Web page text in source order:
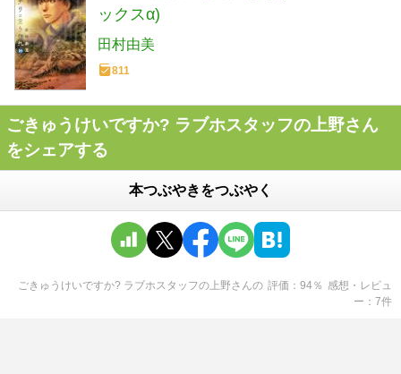
ックスα)
田村由美
811
ごきゅうけいですか? ラブホスタッフの上野さん
をシェアする
本つぶやきをつぶやく
ごきゅうけいですか? ラブホスタッフの上野さんの 評価 94％ 感想・レビュ
ー
7件